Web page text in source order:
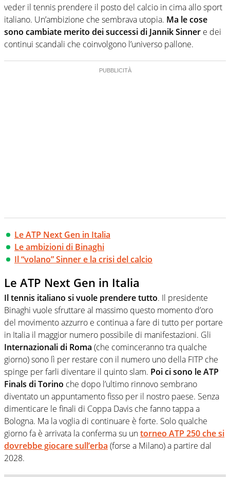
veder il tennis prendere il posto del calcio in cima allo sport
italiano. Un’ambizione che sembrava utopia. Ma le cose
sono cambiate merito dei successi di Jannik Sinner e dei
continui scandali che coinvolgono l’universo pallone.
Le ATP Next Gen in Italia
Le ambizioni di Binaghi
Il “volano” Sinner e la crisi del calcio
Le ATP Next Gen in Italia
Il tennis italiano si vuole prendere tutto. Il presidente
Binaghi vuole sfruttare al massimo questo momento d’oro
del movimento azzurro e continua a fare di tutto per portare
in Italia il maggior numero possibile di manifestazioni. Gli
Internazionali di Roma (che cominceranno tra qualche
giorno) sono lì per restare con il numero uno della FITP che
spinge per farli diventare il quinto slam. Poi ci sono le ATP
Finals di Torino che dopo l’ultimo rinnovo sembrano
diventato un appuntamento fisso per il nostro paese. Senza
dimenticare le finali di Coppa Davis che fanno tappa a
Bologna. Ma la voglia di continuare è forte. Solo qualche
giorno fa è arrivata la conferma su untorneo ATP 250 che si
dovrebbe giocare sull’erba (forse a Milano) a partire dal
2028.